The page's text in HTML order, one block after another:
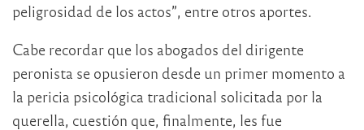
peligrosidad de los actos”, entre otros aportes.
Cabe recordar que los abogados del dirigente
peronista se opusieron desde un primer momento a
la pericia psicológica tradicional solicitada por la
querella, cuestión que, finalmente, les fue